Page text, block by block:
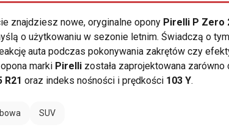
znajdziesz nowe, oryginalne opony Pirelli P Zero
o użytkowaniu w sezonie letnim. Świadczą o
auta podczas pokonywania zakrętów czy
marki Pirelli została zaprojektowana
R21 oraz indeks nośności i prędkości 103 Y.
SUV